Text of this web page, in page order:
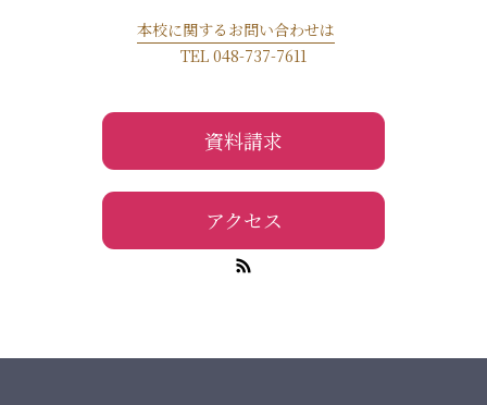
本校に関するお問い合わせは
TEL 048-737-7611
資料請求
アクセス